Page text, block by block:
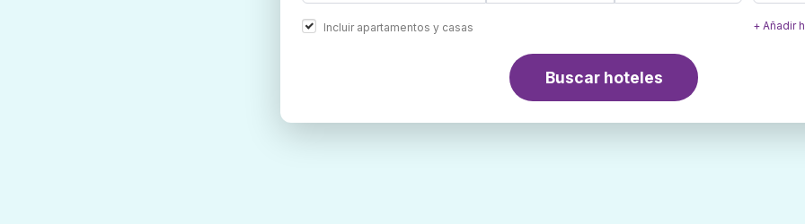
Incluir apartamentos y casas + Añadir
Buscar hoteles